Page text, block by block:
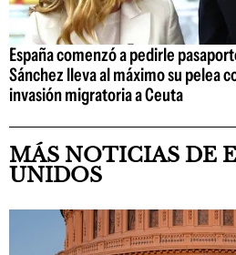
España comenzó a pedirle
Sánchez lleva al máximo su pelea
invasión migratoria a Ceuta
MÁS NOTICIAS DE
UNIDOS